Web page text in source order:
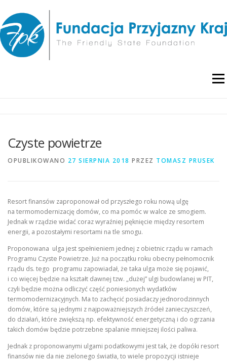
treści
Menu
Czyste powietrze
OPUBLIKOWANO 27 SIERPNIA 2018 PRZEZ TOMASZ PRUSEK
Resort finansów zaproponował od przyszłego roku nową ulgę
na termomodernizację domów, co ma pomóc w walce ze smogiem.
Jednak w rządzie widać coraz wyraźniej pęknięcie między resortem
energii, a pozostałymi resortami na tle smogu.
Proponowana ulga jest spełnieniem jednej z obietnic rządu w ramach
Programu Czyste Powietrze. Już na początku roku obecny pełnomocnik
rządu ds. tego programu zapowiadał, że taka ulga może się pojawić,
i co więcej będzie na kształt dawnej tzw. „dużej” ulgi budowlanej w PIT,
czyli będzie można odliczyć część poniesionych wydatków
termomodernizacyjnych. Ma to zachęcić posiadaczy jednorodzinnych
domów, które są jednymi z najpoważniejszych źródeł zanieczyszczeń,
do działań, które zwiększą np. efektywność energetyczną i do ogrzania
takich domów będzie potrzebne spalanie mniejszej ilości paliwa.
Jednak z proponowanymi ulgami podatkowymi jest tak, że dopóki resort
finansów nie da nie zielonego światła, to wiele propozycji istnieje